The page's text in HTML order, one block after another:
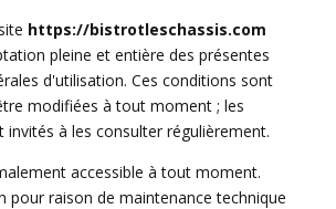
https://bistrotleschassis.com
pleine et entière des présentes
d'utilisation. Ces conditions sont
modifiées à tout moment ; les
invités à les consulter régulièrement.
accessible à tout moment.
pour raison de maintenance technique